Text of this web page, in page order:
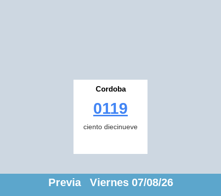
Cordoba
0119
ciento diecinueve
Previa Viernes 07/08/26